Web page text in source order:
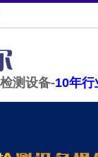
测设备-10年行